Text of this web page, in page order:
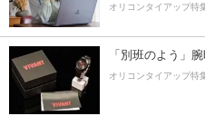
オリコンタイアップ特
「別班のよう」
オリコンタイアップ特